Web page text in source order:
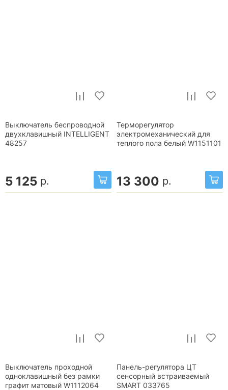
Выключатель беспроводной
двухклавишный INTELLIGENT
48257
5 125 р.
Терморегулятор
электромеханический для
теплого пола белый W1151101
13 300 р.
Выключатель проходной
одноклавишный без рамки
графит матовый W1112064
Панель-регулятора ЦТ
сенсорный встраиваемый
SMART 033765